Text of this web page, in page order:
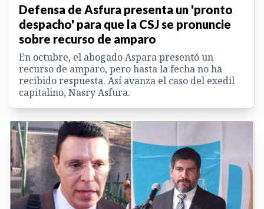
Defensa de Asfura presenta un 'pronto
despacho' para que la CSJ se pronuncie
sobre recurso de amparo
En octubre, el abogado Aspara presentó un
recurso de amparo, pero hasta la fecha no ha
recibido respuesta. Así avanza el caso del exedil
capitalino, Nasry Asfura.